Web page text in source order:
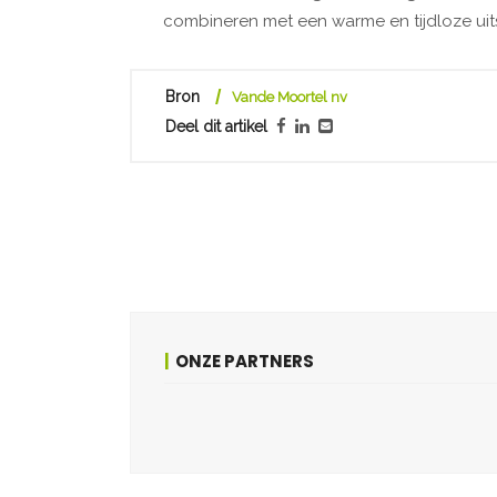
combineren met een warme en tijdloze
Bron Vande Moortel nv
Deel dit artikel
ONZE PARTNERS